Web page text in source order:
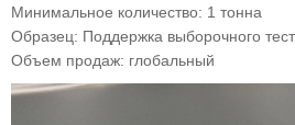
Минимальное количество: 1 тонна
Образец: Поддержка выборочного
Объем продаж: глобальный